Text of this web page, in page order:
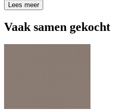
Lees meer
Vaak samen gekocht